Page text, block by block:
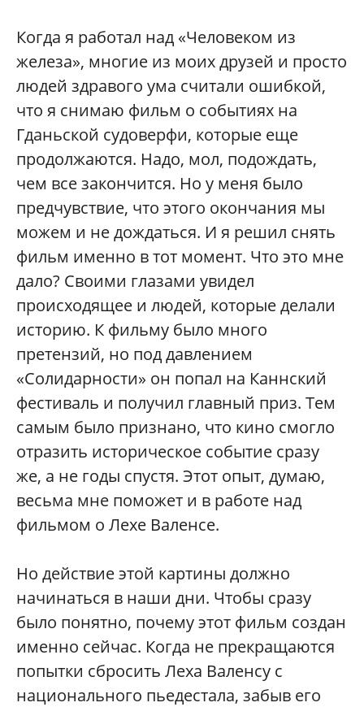
Когда я работал над «Человеком из
железа», многие из моих друзей и просто
людей здравого ума считали ошибкой,
что я снимаю фильм о событиях на
Гданьской судоверфи, которые еще
продолжаются. Надо, мол, подождать,
чем все закончится. Но у меня было
предчувствие, что этого окончания мы
можем и не дождаться. И я решил снять
фильм именно в тот момент. Что это мне
дало? Своими глазами увидел
происходящее и людей, которые делали
историю. К фильму было много
претензий, но под давлением
«Солидарности» он попал на Каннский
фестиваль и получил главный приз. Тем
самым было признано, что кино смогло
отразить историческое событие сразу
же, а не годы спустя. Этот опыт, думаю,
весьма мне поможет и в работе над
фильмом о Лехе Валенсе.
Но действие этой картины должно
начинаться в наши дни. Чтобы сразу
было понятно, почему этот фильм создан
именно сейчас. Когда не прекращаются
попытки сбросить Леха Валенсу с
национального пьедестала, забыв его